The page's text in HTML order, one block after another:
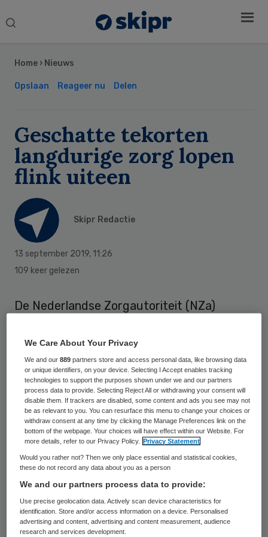
Search
Home › Nieuws
Opslaan Reageer nu Delen
Geschatte tekorten
langdurige zorg lopen
flink uiteen
Skipr Redactie
13 september 2019, 11:26
109 keer gelezen
De Nederlandse Zorgautoriteit (NZa)
41 miljoen euro voor de uitvoering van de
Wet langdurige zorg (Wlz). Die moet
voorzien in langdurige en intensieve zorg
aan mensen die die hulp blijvend nodig
hebben.
Daarmee zit de organisatie veel lager dan
de uitvoerende zorgkantoren, die vrezen
voor een tekort van 147 miljoen. Zij houden
onder meer rekening met verder oplopende
wachtlijsten en pgb-stops.
Sidebar
We Care About Your Privacy
We and our889 partners store and access personal data, like browsing data
or unique identifiers, on your device. Selecting I Accept enables tracking
technologies to support the purposes shown under we and our partners
process data to provide. Selecting Reject All or withdrawing your consent will
disable them. If trackers are disabled, some content and ads you see may not
be as relevant to you. You can resurface this menu to change your choices or
withdraw consent at any time by clicking the Manage Preferences link on the
bottom of the webpage. Your choices will have effect within our Website. For
more details, refer to our Privacy Policy.
Privacy Statement
Would you rather not? Then we only place essential and statistical cookies,
these do not record any data about you as a person
We and our partners process data to provide:
Use precise geolocation data. Actively scan device characteristics for
identification. Store and/or access information on a device. Personalised
advertising and content, advertising and content measurement, audience
research and services development.